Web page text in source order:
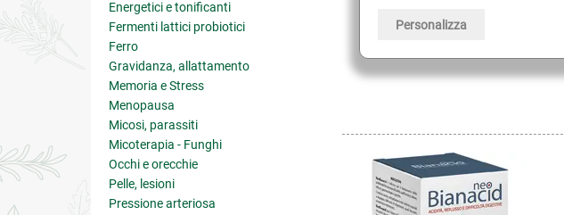
Personalizza
Energetici e tonificanti
Fermenti lattici probiotici
Ferro
Gravidanza, allattamento
Memoria e Stress
Menopausa
Micosi, parassiti
Micoterapia - Funghi
Occhi e orecchie
Pelle, lesioni
Pressione arteriosa